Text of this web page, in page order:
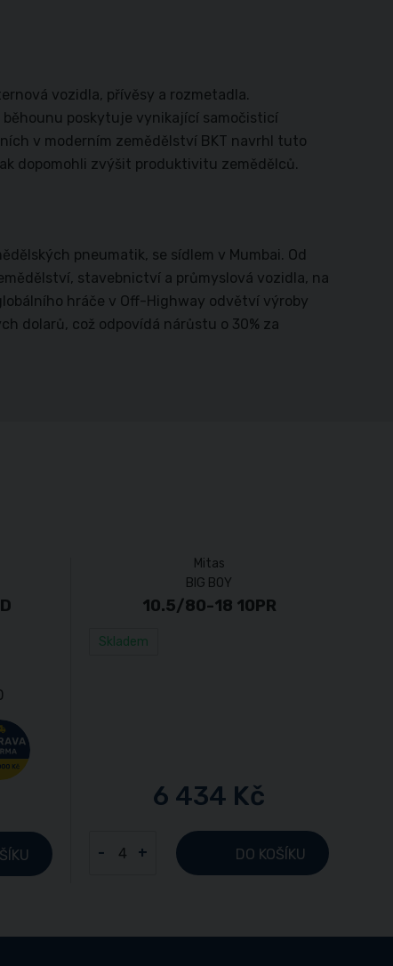
vozidla, přívěsy a rozmetadla.
poskytuje vynikající samočisticí
v moderním zemědělství BKT navrhl tuto
dopomohli zvýšit produktivitu zemědělců.
pneumatik, se sídlem v Mumbai. Od
stavebnictví a průmyslová vozidla, na
hráče v Off-Highway odvětví výroby
dolarů, což odpovídá nárůstu o 30% za
Mitas
BIG BOY
10.5/80-18 10PR
Skladem
6 434 Kč
- + DO KOŠÍKU